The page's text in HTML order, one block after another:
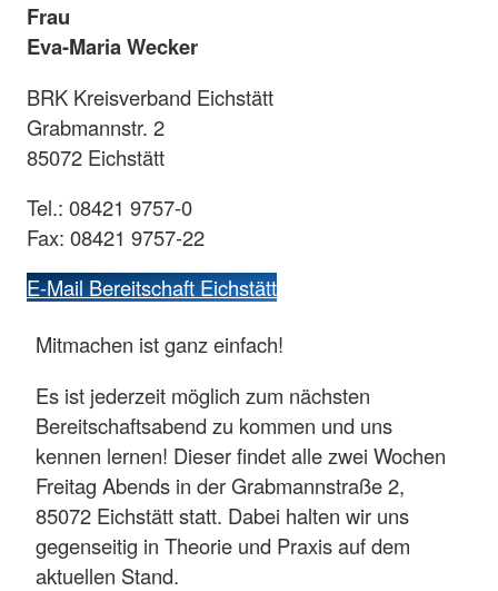
Frau
Eva-Maria Wecker
BRK Kreisverband Eichstätt
Grabmannstr. 2
85072 Eichstätt
Tel.: 08421 9757-0
Fax: 08421 9757-22
E-Mail Bereitschaft Eichstätt
Mitmachen ist ganz einfach!
Es ist jederzeit möglich zum nächsten
Bereitschaftsabend zu kommen und uns
kennen lernen! Dieser findet alle zwei Wochen
Freitag Abends in der Grabmannstraße 2,
85072 Eichstätt statt. Dabei halten wir uns
gegenseitig in Theorie und Praxis auf dem
aktuellen Stand.